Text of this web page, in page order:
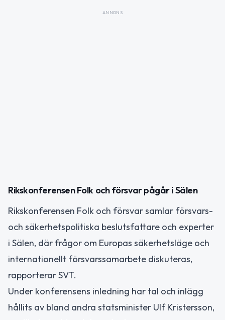
ANNONS
Rikskonferensen Folk och försvar pågår i Sälen
Rikskonferensen Folk och försvar samlar försvars-
och säkerhetspolitiska beslutsfattare och experter
i Sälen, där frågor om Europas säkerhetsläge och
internationellt försvarssamarbete diskuteras,
rapporterar SVT.
Under konferensens inledning har tal och inlägg
hållits av bland andra statsminister Ulf Kristersson,